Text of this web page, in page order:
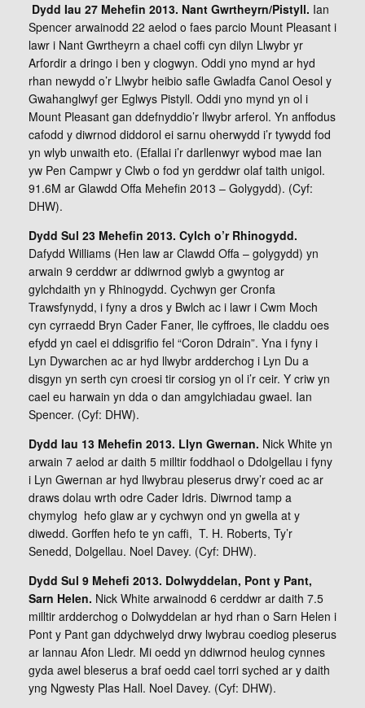
Dydd Iau 27 Mehefin 2013. Nant Gwrtheyrn/Pistyll. Ian
Spencer arwainodd 22 aelod o faes parcio Mount Pleasant i
lawr i Nant Gwrtheyrn a chael coffi cyn dilyn Llwybr yr
Arfordir a dringo i ben y clogwyn. Oddi yno mynd ar hyd
rhan newydd o’r Llwybr heibio safle Gwladfa Canol Oesol y
Gwahanglwyf ger Eglwys Pistyll. Oddi yno mynd yn ol i
Mount Pleasant gan ddefnyddio’r llwybr arferol. Yn anffodus
cafodd y diwrnod diddorol ei sarnu oherwydd i’r tywydd fod
yn wlyb unwaith eto. (Efallai i’r darllenwyr wybod mae Ian
yw Pen Campwr y Clwb o fod yn gerddwr olaf taith unigol.
91.6M ar Glawdd Offa Mehefin 2013 – Golygydd). (Cyf:
DHW).
Dydd Sul 23 Mehefin 2013. Cylch o’r Rhinogydd.
Dafydd Williams (Hen law ar Clawdd Offa – golygydd) yn
arwain 9 cerddwr ar ddiwrnod gwlyb a gwyntog ar
gylchdaith yn y Rhinogydd. Cychwyn ger Cronfa
Trawsfynydd, i fyny a dros y Bwlch ac i lawr i Cwm Moch
cyn cyrraedd Bryn Cader Faner, lle cyffroes, lle claddu oes
efydd yn cael ei ddisgrifio fel “Coron Ddrain”. Yna i fyny i
Lyn Dywarchen ac ar hyd llwybr ardderchog i Lyn Du a
disgyn yn serth cyn croesi tir corsiog yn ol i’r ceir. Y criw yn
cael eu harwain yn dda o dan amgylchiadau gwael. Ian
Spencer. (Cyf: DHW).
Dydd Iau 13 Mehefin 2013. Llyn Gwernan. Nick White yn
arwain 7 aelod ar daith 5 milltir foddhaol o Ddolgellau i fyny
i Lyn Gwernan ar hyd llwybrau pleserus drwy’r coed ac ar
draws dolau wrth odre Cader Idris. Diwrnod tamp a
chymylog hefo glaw ar y cychwyn ond yn gwella at y
diwedd. Gorffen hefo te yn caffi, T. H. Roberts, Ty’r
Senedd, Dolgellau. Noel Davey. (Cyf: DHW).
Dydd Sul 9 Mehefi 2013. Dolwyddelan, Pont y Pant,
Sarn Helen. Nick White arwainodd 6 cerddwr ar daith 7.5
milltir ardderchog o Dolwyddelan ar hyd rhan o Sarn Helen i
Pont y Pant gan ddychwelyd drwy lwybrau coediog pleserus
ar lannau Afon Lledr. Mi oedd yn ddiwrnod heulog cynnes
gyda awel bleserus a braf oedd cael torri syched ar y daith
yng Ngwesty Plas Hall. Noel Davey. (Cyf: DHW).